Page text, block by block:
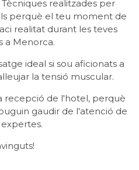
realitzades per
perquè el teu moment de
realitat durant les teves
a Menorca.
ideal si sou aficionats a
la tensió muscular.
recepció de l'hotel, perquè
gaudir de l'atenció de